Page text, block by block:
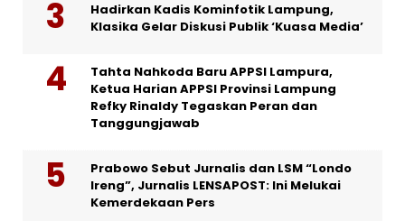
Hadirkan Kadis Kominfotik Lampung,
Klasika Gelar Diskusi Publik ‘Kuasa Media’
Tahta Nahkoda Baru APPSI Lampura,
Ketua Harian APPSI Provinsi Lampung
Refky Rinaldy Tegaskan Peran dan
Tanggungjawab
Prabowo Sebut Jurnalis dan LSM “Londo
Ireng”, Jurnalis LENSAPOST: Ini Melukai
Kemerdekaan Pers